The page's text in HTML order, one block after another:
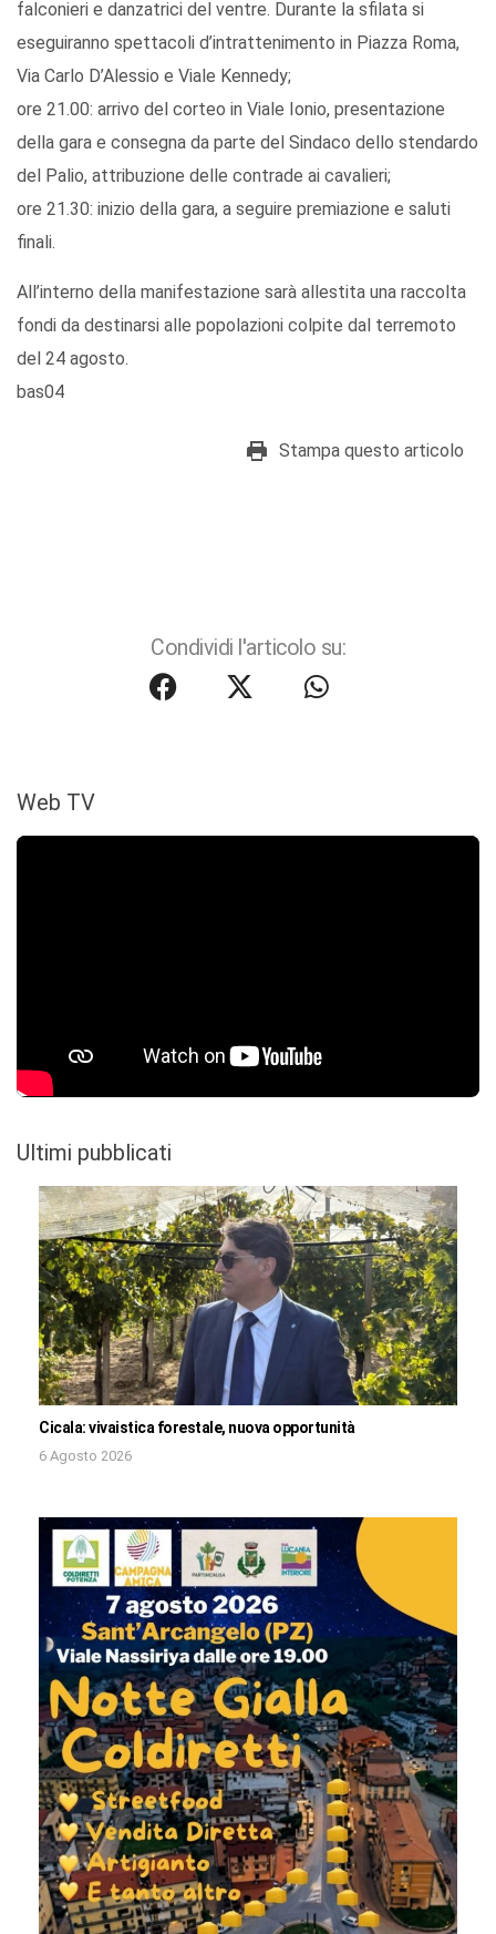
falconieri e danzatrici del ventre. Durante la sfilata si
eseguiranno spettacoli d’intrattenimento in Piazza Roma,
Via Carlo D’Alessio e Viale Kennedy;
ore 21.00: arrivo del corteo in Viale Ionio, presentazione
della gara e consegna da parte del Sindaco dello stendardo
del Palio, attribuzione delle contrade ai cavalieri;
ore 21.30: inizio della gara, a seguire premiazione e saluti
finali.
All’interno della manifestazione sarà allestita una raccolta
fondi da destinarsi alle popolazioni colpite dal terremoto
del 24 agosto.
bas04
Stampa questo articolo
Condividi l'articolo su:
Web TV
Ultimi pubblicati
Cicala: vivaistica forestale, nuova opportunità
6 Agosto 2026